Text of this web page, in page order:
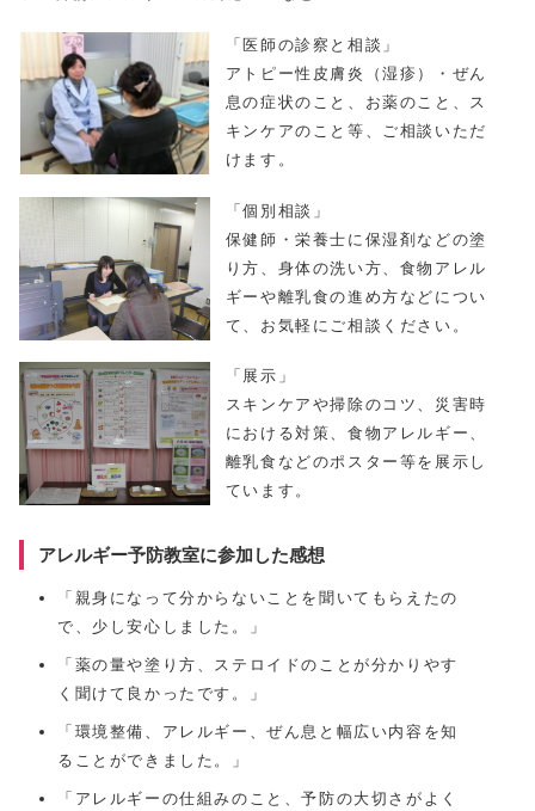
「医師の診察と相談」
アトピー性皮膚炎（湿疹）・ぜん
息の症状のこと、お薬のこと、ス
キンケアのこと等、ご相談いただ
けます。
「個別相談」
保健師・栄養士に保湿剤などの塗
り方、身体の洗い方、食物アレル
ギーや離乳食の進め方などについ
て、お気軽にご相談ください。
「展示」
スキンケアや掃除のコツ、災害時
における対策、食物アレルギー、
離乳食などのポスター等を展示し
ています。
アレルギー予防教室に参加した感想
「親身になって分からないことを聞いてもらえたの
で、少し安心しました。」
「薬の量や塗り方、ステロイドのことが分かりやす
く聞けて良かったです。」
「環境整備、アレルギー、ぜん息と幅広い内容を知
ることができました。」
「アレルギーの仕組みのこと、予防の大切さがよく